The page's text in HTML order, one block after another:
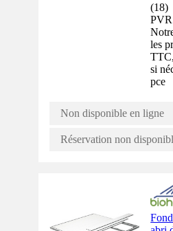
(18)
les
si
pce
Non disponible en ligne
Réservation non